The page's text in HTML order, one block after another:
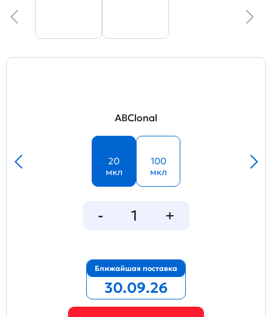
ABClonal
20
мкл
100
мкл
Ближайшая поставка
30.09.26